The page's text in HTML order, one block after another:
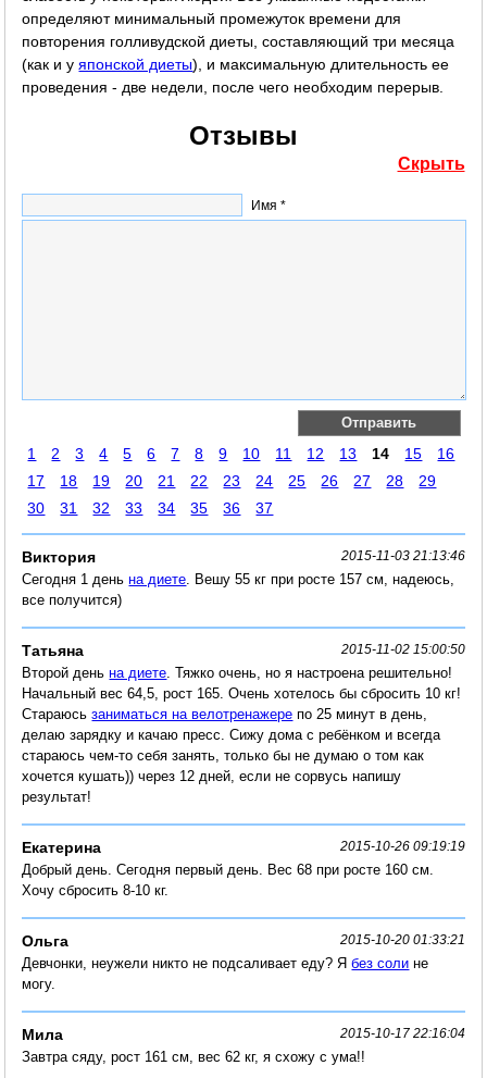
определяют минимальный промежуток времени для
повторения голливудской диеты, составляющий три месяца
(как и уяпонской диеты), и максимальную длительность ее
проведения - две недели, после чего необходим перерыв.
Отзывы
Скрыть
Имя *
1 2 3 4 5 6 7 8 9 10 11 12 13 14 15
16
17
18 19 20 21 22 23 24 25 26 27 28
29
30
31 32 33 34 35 36 37
Виктория 2015-11-03 21:13:46
Сегодня 1 деньна диете . Вешу 55 кг при росте 157 см, надеюсь,
все получится)
Татьяна 2015-11-02 15:00:50
Второй деньна диете . Тяжко очень, но я настроена решительно!
Начальный вес 64,5, рост 165. Очень хотелось бы сбросить 10 кг!
Стараюсьзаниматься на велотренажере по 25 минут в день,
делаю зарядку и качаю пресс. Сижу дома с ребёнком и всегда
стараюсь чем-то себя занять, только бы не думаю о том как
хочется кушать)) через 12 дней, если не сорвусь напишу
результат!
Екатерина 2015-10-26 09:19:19
Добрый день. Сегодня первый день. Вес 68 при росте 160 см.
Хочу сбросить 8-10 кг.
Ольга 2015-10-20 01:33:21
Девчонки, неужели никто не подсаливает еду? Ябез соли не
могу.
Мила 2015-10-17 22:16:04
Завтра сяду, рост 161 см, вес 62 кг, я схожу с ума!!